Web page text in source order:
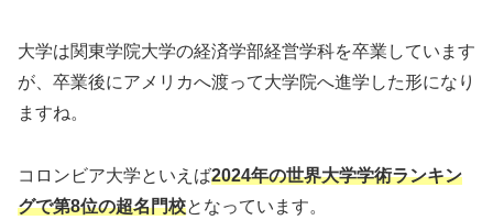
大学は関東学院大学の経済学部経営学科を卒業しています
が、卒業後にアメリカへ渡って大学院へ進学した形になり
ますね。
コロンビア大学といえば2024年の世界大学学術ランキン
グで第8位の超名門校となっています。